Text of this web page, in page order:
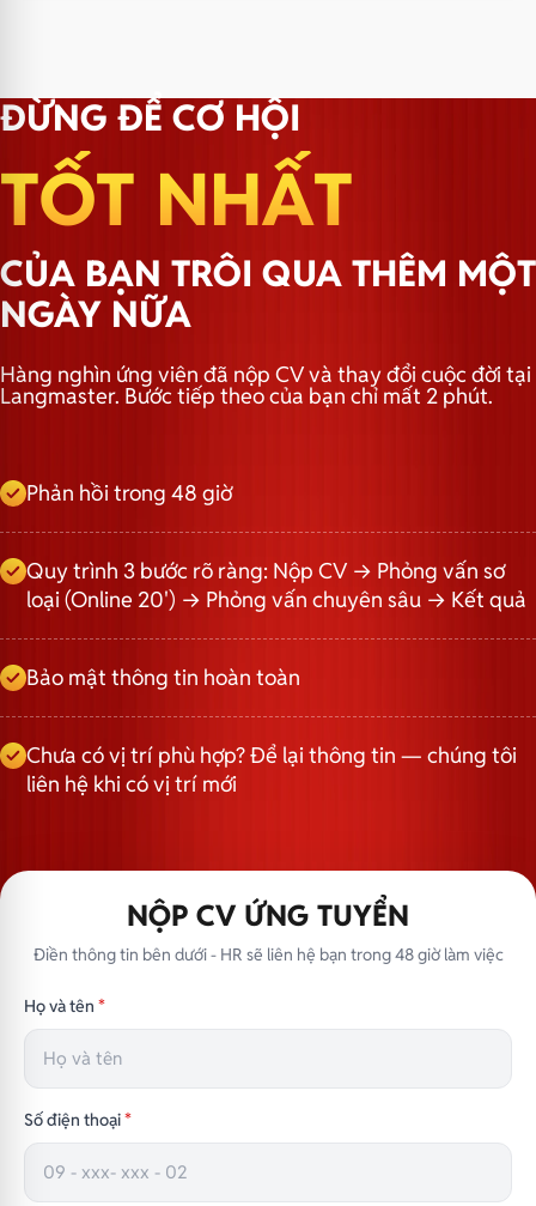
ĐỪNG ĐỂ CƠ HỘI
TỐT NHẤT
CỦA BẠN TRÔI QUA THÊM MỘT
NGÀY NỮA
Hàng nghìn ứng viên đã nộp CV và thay đổi cuộc đời tại
Langmaster. Bước tiếp theo của bạn chỉ mất 2 phút.
Phản hồi trong 48 giờ
Quy trình 3 bước rõ ràng: Nộp CV → Phỏng vấn sơ
loại (Online 20') → Phỏng vấn chuyên sâu → Kết quả
Bảo mật thông tin hoàn toàn
Chưa có vị trí phù hợp? Để lại thông tin — chúng tôi
liên hệ khi có vị trí mới
NỘP CV ỨNG TUYỂN
Điền thông tin bên dưới - HR sẽ liên hệ bạn trong 48 giờ làm việc
Họ và tên *
Số điện thoại*